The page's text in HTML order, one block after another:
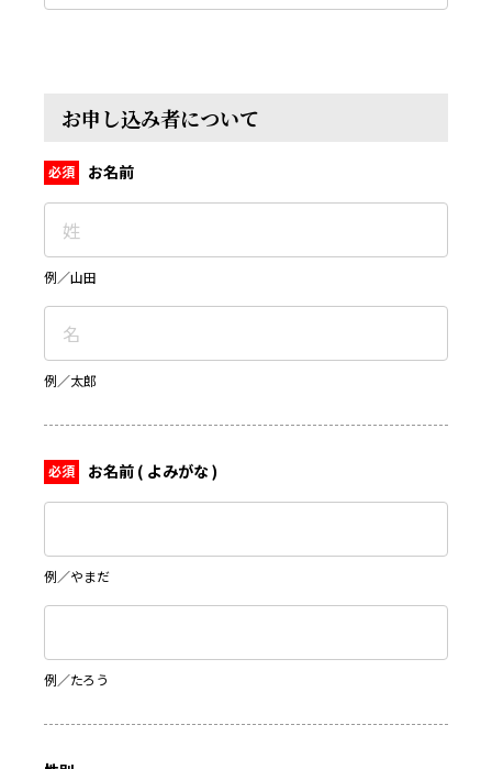
お申し込み者について
お名前
例／山田
例／太郎
お名前 ( よみがな )
例／やまだ
例／たろう